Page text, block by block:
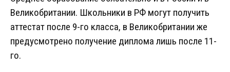
Великобритании. Школьники в РФ могут получить
аттестат после 9-го класса, в Великобритании же
предусмотрено получение диплома лишь после 11-
го.